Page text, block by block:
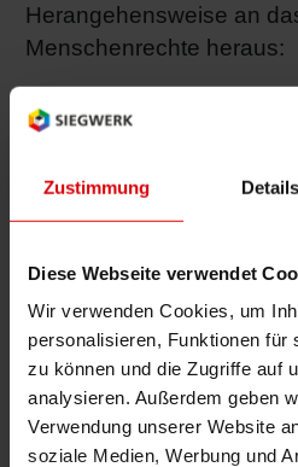
Zustimmung Details
Diese Webseite verwendet
Wir verwenden Cookies, um
personalisieren, Funktionen für
zu können und die Zugriffe auf
analysieren. Außerdem geben
Verwendung unserer Website
soziale Medien, Werbung und
Herangehensweise an
Menschenrechte heraus:
anzubieten, die frei von
Lieferkette gibt, und
gesetzlicher Standards
Weges ist.
Wissen und Handeln:
der Lieferkette zu
Menschenrechtsfragen